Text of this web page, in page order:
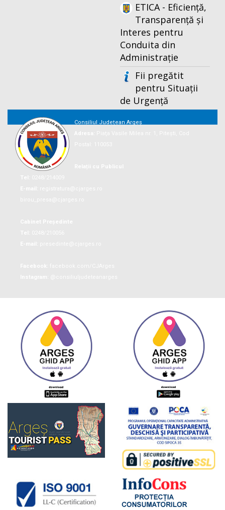
ETICA - Eficiență,
Transparență și
Interes pentru
Conduita din
Administrație
Fii pregătit
pentru Situații
de Urgență
Consiliul Județean Argeș